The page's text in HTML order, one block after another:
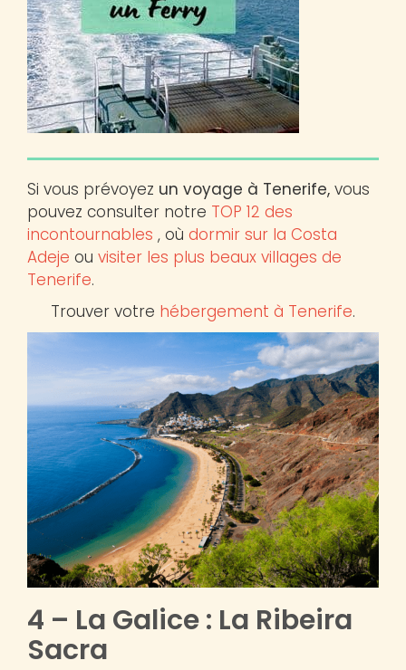
Si vous prévoyez un voyage à Tenerife, vous
pouvez consulter notre TOP 12 des
incontournables , où dormir sur la Costa
Adeje ou visiter les plus beaux villages de
Tenerife.
Trouver votre hébergement à Tenerife.
4 – La Galice : La Ribeira
Sacra